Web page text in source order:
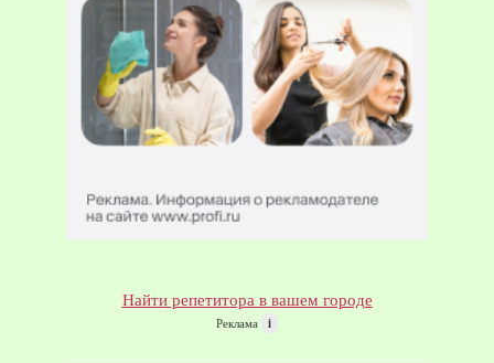
Найти репетитора в вашем городе
Реклама i